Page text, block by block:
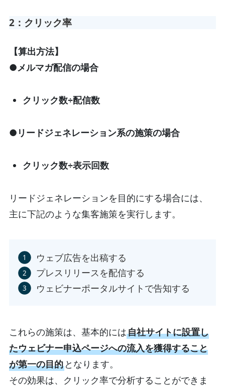
2：クリック率
【算出方法】
●メルマガ配信の場合
クリック数÷配信数
●リードジェネレーション系の施策の場合
クリック数÷表示回数
リードジェネレーションを目的にする場合には、
主に下記のような集客施策を実行します。
ウェブ広告を出稿する
プレスリリースを配信する
ウェビナーポータルサイトで告知する
これらの施策は、基本的には自社サイトに設置し
たウェビナー申込ページへの流入を獲得すること
が第一の目的となります。
その効果は、クリック率で分析することができま